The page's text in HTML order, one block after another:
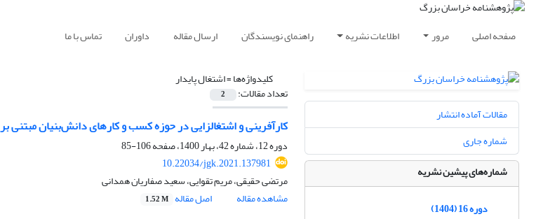
صفحه اصلی مرور اطلاعات نشریه راهنمای نویسندگان ارسال مقاله داوران تماس با ما
کلیدواژه‌ها =اشتغال پایدار
تعداد مقالات: 2
کارآفرینی و اشتغالزایی در حوزه کسب و کارهای دانش‌بنیان مبتنی
دوره 12، شماره 42، بهار 1400، صفحه
106-85
10.22034/jgk.2021.137981
مرتضی حقیقی، مریم تقوایی، سعید صفاریان همدانی
مشاهده مقاله
اصل مقاله 1.52 M
مقالات آماده انتشار
شماره جاری
شماره‌های پیشین نشریه
دوره 16 (1404)